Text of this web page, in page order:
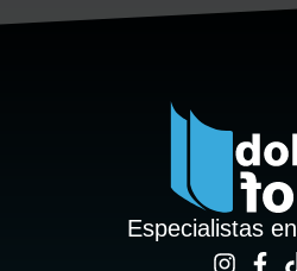
Especialistas